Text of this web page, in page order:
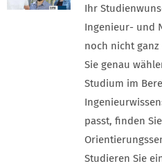
Ihr
Ingenieur- und
noch nicht ganz
Sie genau
Studium im
passt, finden
Studieren Sie